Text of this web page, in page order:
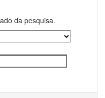
da pesquisa.